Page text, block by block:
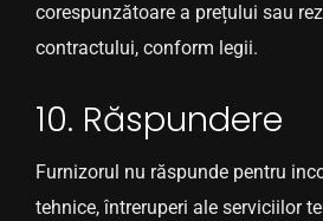
corespunzătoare a prețului sau
contractului, conform legii.
10. Răspundere
Furnizorul nu răspunde pentru
tehnice, întreruperi ale serviciilor